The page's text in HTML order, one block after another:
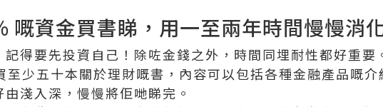
嘅資金買書睇，用一至兩年時間慢慢消
得要先投資自己！除咗金錢之外，時間同埋耐性都好重要
少五十本關於理財嘅書，內容可以包括各種金融產品嘅介
淺入深，慢慢將佢哋睇完。